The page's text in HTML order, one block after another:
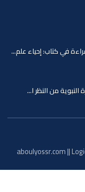
إحياء علم...
النظر ا...